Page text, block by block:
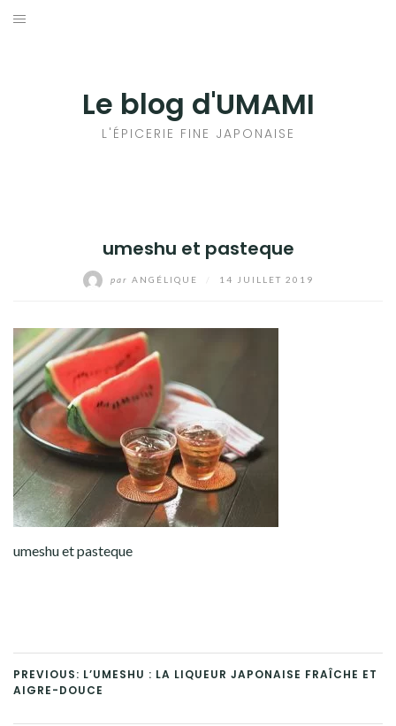
Aller
Le blog d'UMAMI
L'ÉPICERIE FINE JAPONAISE
umeshu et pasteque
par ANGÉLIQUE 14 JUILLET 2019
umeshu et pasteque
PREVIOUS: L’UMESHU : LA LIQUEUR JAPONAISE FRAÎCHE ET
AIGRE-DOUCE